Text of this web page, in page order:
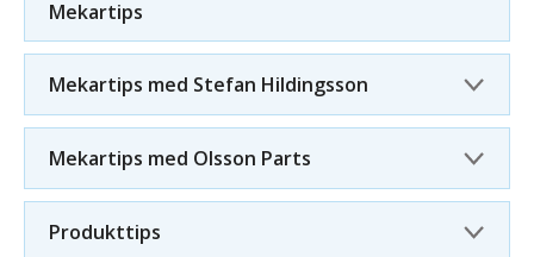
Mekartips
Mekartips med Stefan Hildingsson
Mekartips med Olsson Parts
Produkttips